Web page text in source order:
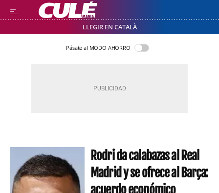
LLEGIR EN CATALÀ
Pásate al MODO AHORRO
Rodri da calabazas al Real
Madrid y se ofrece al Barça:
acuerdo económico